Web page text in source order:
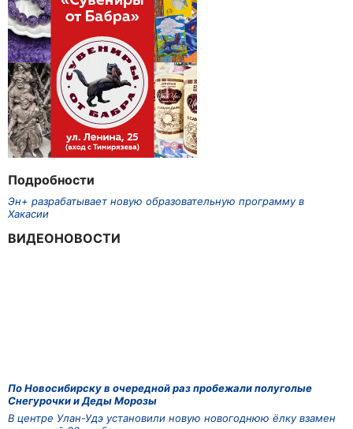
Подробности
Эн+ разрабатывает новую образовательную программу в
Хакасии
ВИДЕОНОВОСТИ
По Новосибирску в очередной раз пробежали полуголые
Снегурочки и Деды Морозы
В центре Улан-Удэ установили новую новогоднюю ёлку взамен